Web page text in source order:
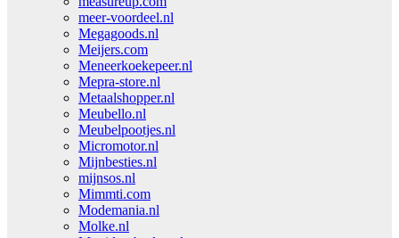
meer-voordeel.nl
Megagoods.nl
Meijers.com
Meneerkoekepeer.nl
Mepra-store.nl
Metaalshopper.nl
Meubello.nl
Meubelpootjes.nl
Micromotor.nl
Mijnbesties.nl
mijnsos.nl
Mimmti.com
Modemania.nl
Molke.nl